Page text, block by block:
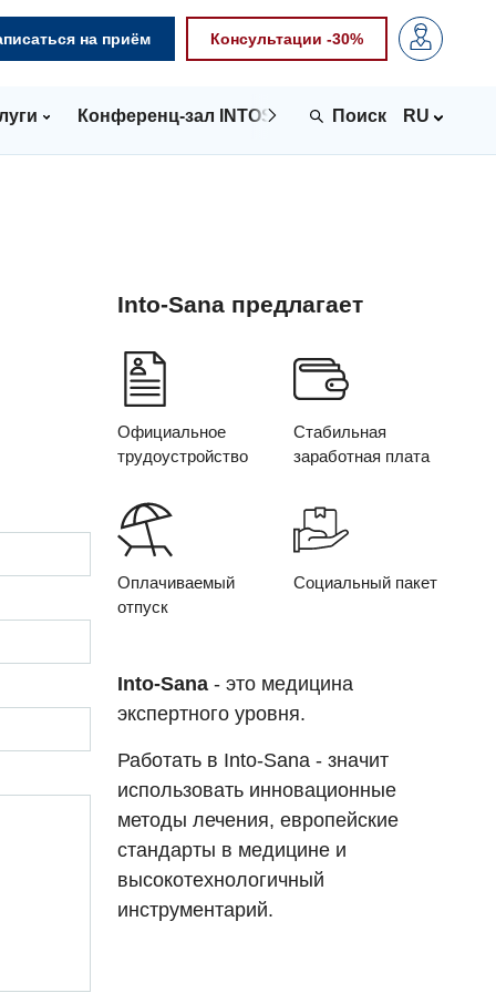
на приём Консультации -30%
Конференц-зал INTOSPACE Контакты
RU
Into-Sana предлагает
Официальное
трудоустройство
Стабильная
заработная плата
Оплачиваемый
отпуск
Социальный пакет
Into-Sana - это медицина
экспертного уровня.
Работать в Into-Sana - значит
использовать инновационные
методы лечения, европейские
стандарты в медицине и
высокотехнологичный
инструментарий.